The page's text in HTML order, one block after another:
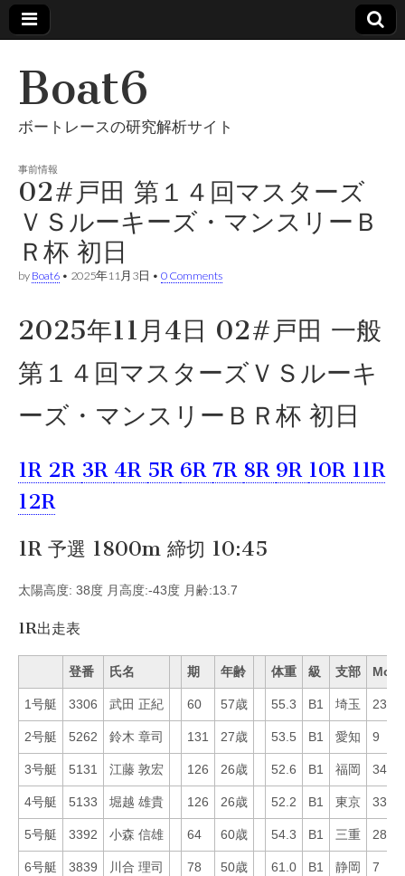
Boat6
ボートレースの研究解析サイト
事前情報
02#戸田 第１４回マスターズ
ＶＳルーキーズ・マンスリーＢ
Ｒ杯 初日
by Boat6 • 2025年11月3日 • 0 Comments
2025年11月4日 02#戸田 一般
第１４回マスターズＶＳルーキ
ーズ・マンスリーＢＲ杯 初日
1R 2R 3R 4R 5R 6R 7R 8R 9R 10R 11R
12R
1R 予選 1800m 締切 10:45
太陽高度: 38度 月高度:-43度 月齢:13.7
1R出走表
登番 氏名 期 年齢 体重 級 支部 Mo
1号艇 3306 武田 正紀 60 57歳 55.3 B1 埼玉 23
2号艇 5262 鈴木 章司 131 27歳 53.5 B1 愛知 9
3号艇 5131 江藤 敦宏 126 26歳 52.6 B1 福岡 34
4号艇 5133 堀越 雄貴 126 26歳 52.2 B1 東京 33
5号艇 3392 小森 信雄 64 60歳 54.3 B1 三重 28
6号艇 3839 川合 理司 78 50歳 61.0 B1 静岡 7